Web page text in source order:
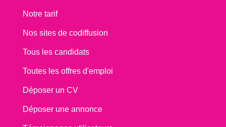
Notre tarif
Nos sites de codiffusion
Tous les candidats
Toutes les offres d'emploi
Déposer un CV
Déposer une annonce